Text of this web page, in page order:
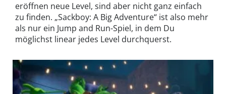
eröffnen neue Level, sind aber nicht ganz einfach
zu finden. „Sackboy: A Big Adventure“ ist also mehr
als nur ein Jump and Run-Spiel, in dem Du
möglichst linear jedes Level durchquerst.